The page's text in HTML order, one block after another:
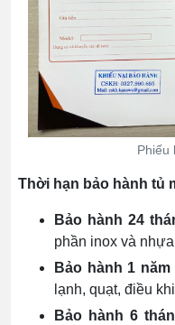
Phiếu
Thời hạn bảo hành tủ
Bảo hành 24
phần inox và
Bảo hành 1 năm
lạnh, quạt, điều
Bảo hành 6